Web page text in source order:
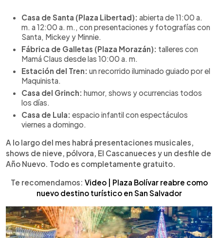
Casa de Santa (Plaza Libertad): abierta de 11:00 a.
m. a 12:00 a. m., con presentaciones y fotografías con
Santa, Mickey y Minnie.
Fábrica de Galletas (Plaza Morazán): talleres con
Mamá Claus desde las 10:00 a. m.
Estación del Tren: un recorrido iluminado guiado por el
Maquinista.
Casa del Grinch: humor, shows y ocurrencias todos
los días.
Casa de Lula: espacio infantil con espectáculos
viernes a domingo.
A lo largo del mes habrá presentaciones musicales,
shows de nieve, pólvora, El Cascanueces y un desfile de
Año Nuevo. Todo es completamente gratuito.
Te recomendamos: Video | Plaza Bolívar reabre como
nuevo destino turístico en San Salvador